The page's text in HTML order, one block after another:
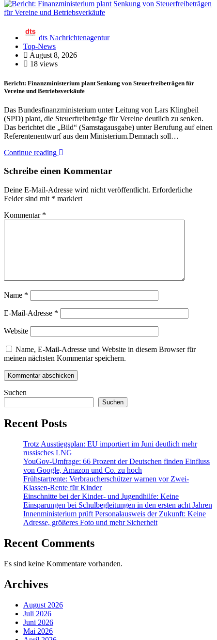
dts Nachrichtenagentur
Top-News
August 8, 2026
18 views
Bericht: Finanzministerium plant Senkung von Steuerfreibeträgen für
Vereine und Betriebsverkäufe
Das Bundesfinanzministerium unter Leitung von Lars Klingbeil
(SPD) plant, die Steuerfreibeträge für Vereine deutlich zu senken.
Das berichtet die „Bild“ (Samstagausgabe) unter Berufung auf einen
Referentenentwurf aus dem Ministerium.Demnach soll…
Continue reading
Schreibe einen Kommentar
Deine E-Mail-Adresse wird nicht veröffentlicht. Erforderliche
Felder sind mit * markiert
Kommentar *
Name *
E-Mail-Adresse *
Website
Name, E-Mail-Adresse und Website in diesem Browser für
meinen nächsten Kommentar speichern.
Suchen
Suchen
Recent Posts
Trotz Ausstiegsplan: EU importiert im Juni deutlich mehr
russisches LNG
YouGov-Umfrage: 66 Prozent der Deutschen finden Einfluss
von Google, Amazon und Co. zu hoch
Frühstartrente: Verbraucherschützer warnen vor Zwei-
Klassen-Rente für Kinder
Einschnitte bei der Kinder- und Jugendhilfe: Keine
Einsparungen bei Schulbegleitungen in den ersten acht Jahren
Innenministerium prüft Personalausweis der Zukunft: Keine
Adresse, größeres Foto und mehr Sicherheit
Recent Comments
Es sind keine Kommentare vorhanden.
Archives
August 2026
Juli 2026
Juni 2026
Mai 2026